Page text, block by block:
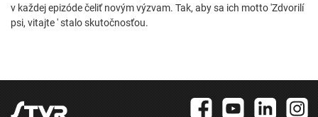
v každej epizóde čeliť novým výzvam. Tak, aby sa ich motto 'Zdvorilí
psi, vitajte ' stalo skutočnosťou.